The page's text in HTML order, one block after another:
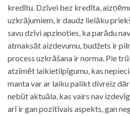
kredītu. Dzīvei bez kredīta,
uzkrājumiem, ir daudz lielāku
savu dzīvi apzinoties, ka parādu
atmaksāt aizdevumu, budžets ir
process uzkrāšana ir norma. Pie
atzīmēt laikietilpīgumu, kas
manta var ar laiku palikt divreiz
nebūt aktuāla, kas vairs nav
arī ir gan pozitīvais aspekts, gan